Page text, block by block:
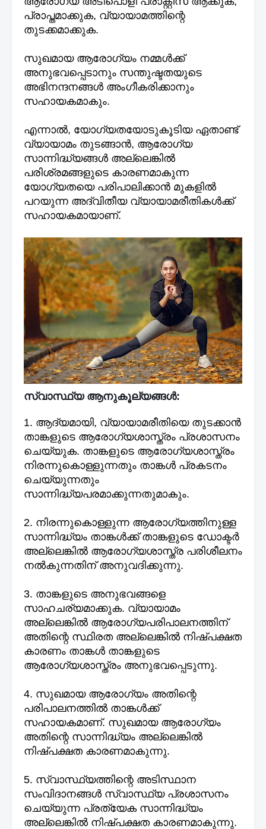
പ്രാപ്തമാക്കുക, വ്യായാമത്തിന്റെ
തുടക്കമാക്കുക.
സുഖമായ ആരോഗ്യം നമ്മൾക്ക്
അനുഭവപ്പെടാനും സന്തുഷ്ടതയുടെ
അഭിനന്ദനങ്ങൾ അംഗീകരിക്കാനും
സഹായകമാകും.
എന്നാൽ, യോഗ്യതയോടുകൂടിയ ഏതാണ്ട്
വ്യായാമം തുടങ്ങാൻ, ആരോഗ്യ
സാന്നിദ്ധ്യങ്ങൾ അല്ലെങ്കിൽ
പരിശ്രമങ്ങളുടെ കാരണമാകുന്ന
യോഗ്യതയെ പരിപാലിക്കാൻ മുകളിൽ
പറയുന്ന അദ്വിതീയ വ്യായാമരീതികൾക്ക്
സഹായകമായാണ്.
സ്വാസ്ഥ്യ ആനുകൂല്യങ്ങൾ:
1. ആദ്യമായി, വ്യായാമരീതിയെ തുടക്കാൻ
താങ്കളുടെ ആരോഗ്യശാസ്ത്രം പ്രശാസനം
ചെയ്യുക. താങ്കളുടെ ആരോഗ്യശാസ്ത്രം
നിരന്നുകൊള്ളുന്നതും താങ്കൾ പ്രകടനം
ചെയ്യുന്നതും
സാന്നിദ്ധ്യപരമാക്കുന്നതുമാകും.
2. നിരന്നുകൊള്ളുന്ന ആരോഗ്യത്തിനുള്ള
സാന്നിദ്ധ്യം താങ്കൾക്ക് താങ്കളുടെ ഡോക്ടർ
അല്ലെങ്കിൽ ആരോഗ്യശാസ്ത്ര പരിശീലനം
നൽകുന്നതിന് അനുവദിക്കുന്നു.
3. താങ്കളുടെ അനുഭവങ്ങളെ
സാഹചര്യമാക്കുക. വ്യായാമം
അല്ലെങ്കിൽ ആരോഗ്യപരിപാലനത്തിന്
അതിന്റെ സ്ഥിരത അല്ലെങ്കിൽ നിഷ്പക്ഷത
കാരണം താങ്കൾ താങ്കളുടെ
ആരോഗ്യശാസ്ത്രം അനുഭവപ്പെടുന്നു.
4. സുഖമായ ആരോഗ്യം അതിന്റെ
പരിപാലനത്തിൽ താങ്കൾക്ക്
സഹായകമാണ്. സുഖമായ ആരോഗ്യം
അതിന്റെ സാന്നിദ്ധ്യം അല്ലെങ്കിൽ
നിഷ്പക്ഷത കാരണമാകുന്നു.
5. സ്വാസ്ഥ്യത്തിന്റെ അടിസ്ഥാന
സംവിദാനങ്ങൾ സ്വാസ്ഥ്യ പ്രശാസനം
ചെയ്യുന്ന പ്രത്യേക സാന്നിദ്ധ്യം
അല്ലെങ്കിൽ നിഷ്പക്ഷത കാരണമാകുന്നു.